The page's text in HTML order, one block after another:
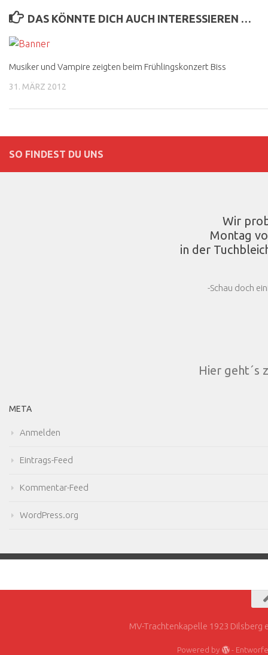
DAS KÖNNTE DICH AUCH INTERESSIEREN …
Musiker und Vampire zeigten beim Frühlingskonzert Biss
31. MÄRZ 2012
SO FINDEST DU UNS
Wir
Montag
in der
-Schau doch
Hier geht´s
META
Anmelden
Eintrags-Feed
Kommentar-Feed
WordPress.org
MV-Trachtenkapelle 1923 Dilsberg
Powered by -